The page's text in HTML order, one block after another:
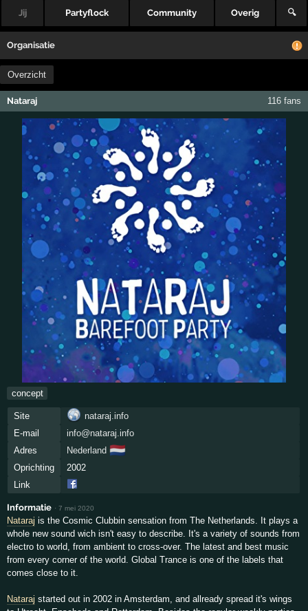
Jij Partyflock Community Overig 🔍
Organisatie
Overzicht
Nataraj 116 fans
concept
Site
nataraj.info
E-mail
info@nataraj.info
Adres
Nederland 🇳🇱
Oprichting
2002
Link
Informatie ·7 mei 2020
Nataraj is the Cosmic Clubbin sensation from The Netherlands. It plays a
whole new sound wich isn't easy to describe. It's a variety of sounds from
electro to world, from ambient to cross-over. The latest and best music
from every corner of the world. Global Trance is one of the labels that
comes close to it.
Nataraj started out in 2002 in Amsterdam, and allready spread it's wings